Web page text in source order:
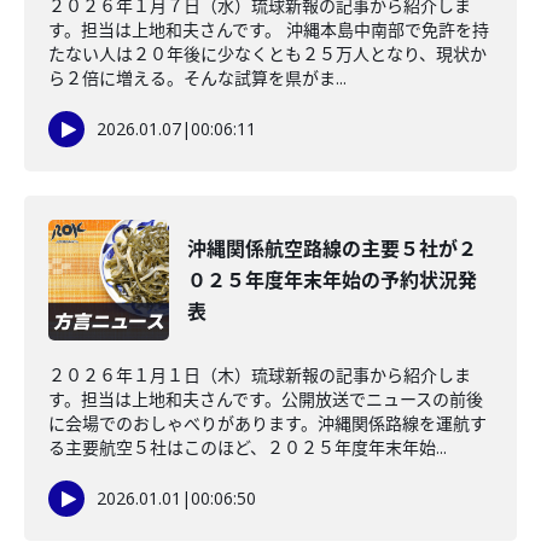
２０２６年１月７日（水）琉球新報の記事から紹介しま
す。担当は上地和夫さんです。 沖縄本島中南部で免許を持
たない人は２０年後に少なくとも２５万人となり、現状か
ら２倍に増える。そんな試算を県がま...
2026.01.07|00:06:11
沖縄関係航空路線の主要５社が２
０２５年度年末年始の予約状況発
表
２０２６年１月１日（木）琉球新報の記事から紹介しま
す。担当は上地和夫さんです。公開放送でニュースの前後
に会場でのおしゃべりがあります。沖縄関係路線を運航す
る主要航空５社はこのほど、２０２５年度年末年始...
2026.01.01 |00:06:50